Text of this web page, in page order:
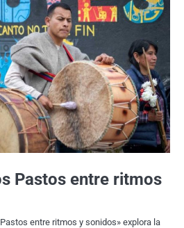
Pastos entre ritmos
entre ritmos y sonidos» explora la